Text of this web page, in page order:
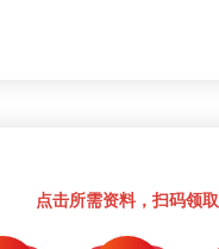
点击所需资料，扫码领取